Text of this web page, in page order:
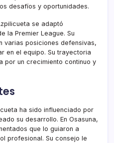
desafíos y oportunidades.
se adaptó
la Premier League. Su
varias posiciones defensivas,
en el equipo. Su trayectoria
por un crecimiento continuo y
ha sido influenciado por
su desarrollo. En Osasuna,
que lo guiaron a
profesional. Su consejo le